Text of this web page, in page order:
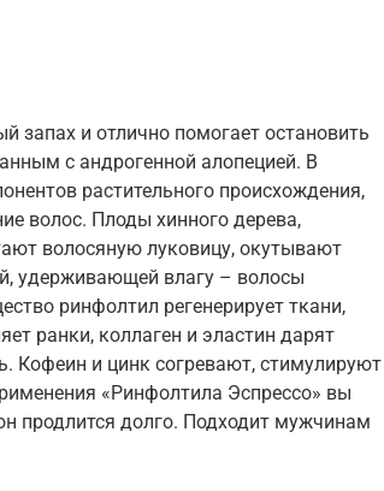
и отлично помогает остановить
с андрогенной алопецией. В
растительного происхождения,
волос. Плоды хинного дерева,
волосяную луковицу, окутывают
удерживающей влагу – волосы
ринфолтил регенерирует ткани,
ранки, коллаген и эластин дарят
Кофеин и цинк согревают, стимулируют
«Ринфолтила Эспрессо» вы
продлится долго. Подходит мужчинам